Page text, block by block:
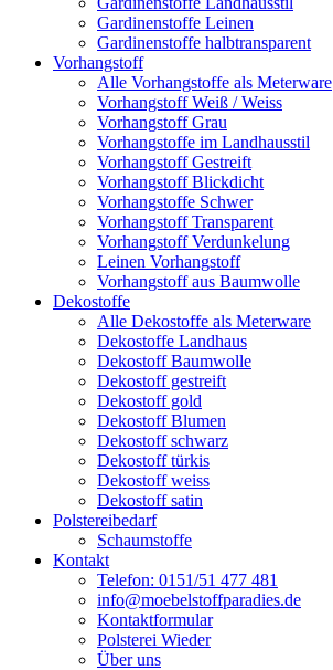
Gardinenstoffe Leinen
Gardinenstoffe halbtransparent
Vorhangstoff
Alle Vorhangstoffe als Meterware
Vorhangstoff Weiß / Weiss
Vorhangstoff Grau
Vorhangstoffe im Landhausstil
Vorhangstoff Gestreift
Vorhangstoff Blickdicht
Vorhangstoffe Schwer
Vorhangstoff Transparent
Vorhangstoff Verdunkelung
Leinen Vorhangstoff
Vorhangstoff aus Baumwolle
Dekostoffe
Alle Dekostoffe als Meterware
Dekostoffe Landhaus
Dekostoff Baumwolle
Dekostoff gestreift
Dekostoff gold
Dekostoff Blumen
Dekostoff schwarz
Dekostoff türkis
Dekostoff weiss
Dekostoff satin
Polstereibedarf
Schaumstoffe
Kontakt
Telefon: 0151/51 477 481
info@moebelstoffparadies.de
Kontaktformular
Polsterei Wieder
Über uns